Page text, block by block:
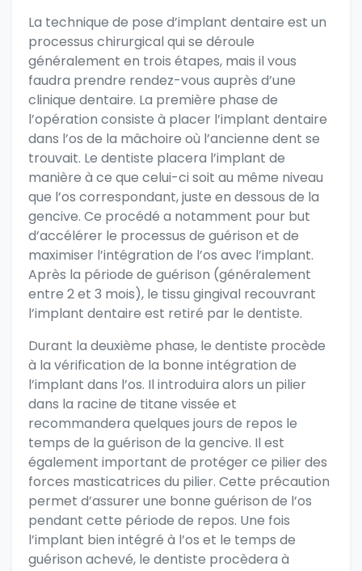
La technique de pose d’implant dentaire est un
processus chirurgical qui se déroule
généralement en trois étapes, mais il vous
faudra prendre rendez-vous auprès d’une
clinique dentaire. La première phase de
l’opération consiste à placer l’implant dentaire
dans l’os de la mâchoire où l’ancienne dent se
trouvait. Le dentiste placera l’implant de
manière à ce que celui-ci soit au même niveau
que l’os correspondant, juste en dessous de la
gencive. Ce procédé a notamment pour but
d’accélérer le processus de guérison et de
maximiser l’intégration de l’os avec l’implant.
Après la période de guérison (généralement
entre 2 et 3 mois), le tissu gingival recouvrant
l’implant dentaire est retiré par le dentiste.
Durant la deuxième phase, le dentiste procède
à la vérification de la bonne intégration de
l’implant dans l’os. Il introduira alors un pilier
dans la racine de titane vissée et
recommandera quelques jours de repos le
temps de la guérison de la gencive. Il est
également important de protéger ce pilier des
forces masticatrices du pilier. Cette précaution
permet d’assurer une bonne guérison de l’os
pendant cette période de repos. Une fois
l’implant bien intégré à l’os et le temps de
guérison achevé, le dentiste procèdera à